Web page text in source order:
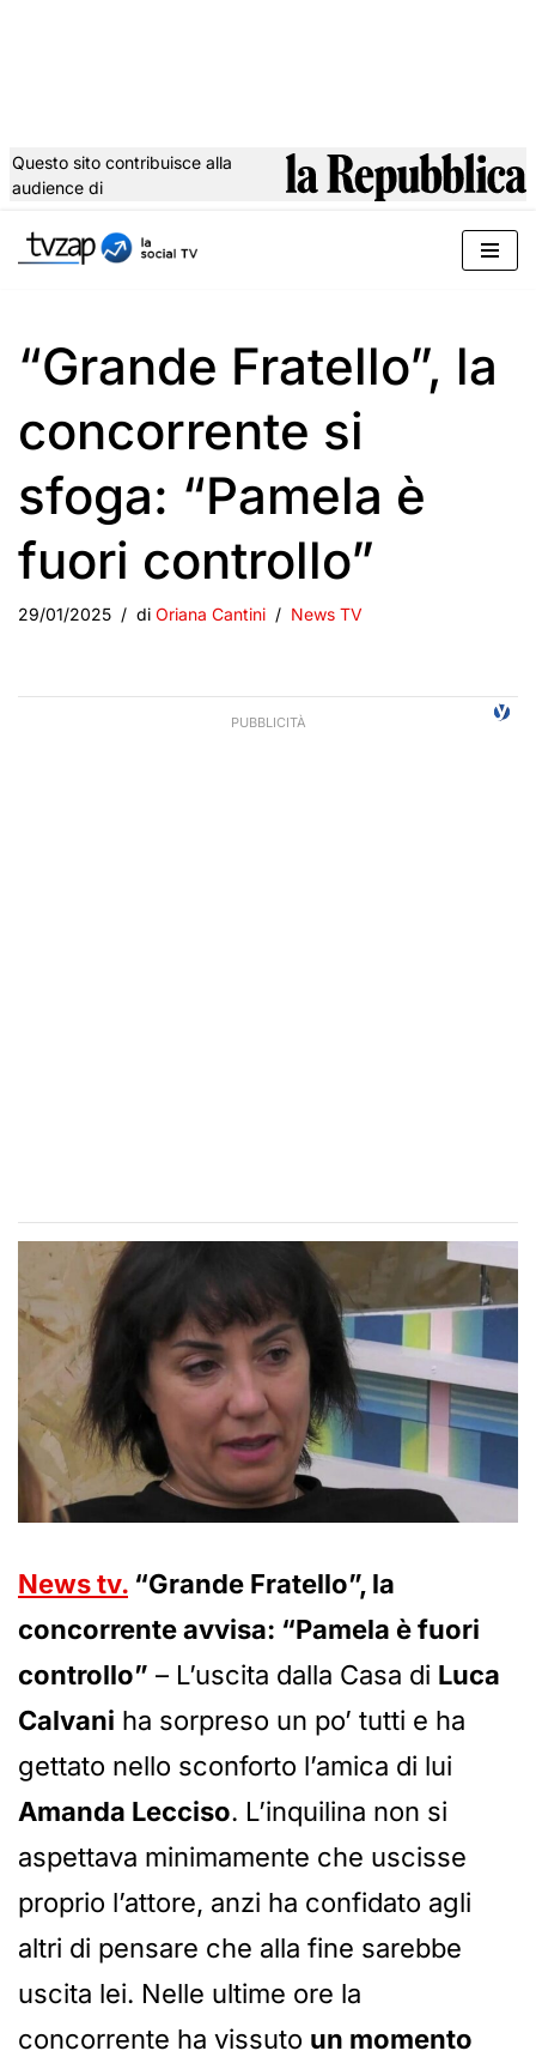
al
Questo sito contribuisce alla
audience di
“Grande Fratello”, la
concorrente si
sfoga: “Pamela è
fuori controllo”
29/01/2025 di Oriana Cantini News TV
News tv. “Grande Fratello”, la
concorrente avvisa: “Pamela è fuori
controllo” – L’uscita dalla Casa di Luca
Calvani ha sorpreso un po’ tutti e ha
gettato nello sconforto l’amica di lui
Amanda Lecciso. L’inquilina non si
aspettava minimamente che uscisse
proprio l’attore, anzi ha confidato agli
altri di pensare che alla fine sarebbe
uscita lei. Nelle ultime ore la
concorrente ha vissuto un momento